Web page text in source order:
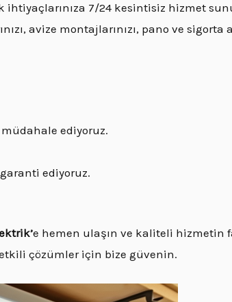
7/24 kesintisiz hizmet
avize montajlarınızı, pano ve sigorta
ediyoruz.
ediyoruz.
e hemen ulaşın ve kaliteli hizmetin
etkili çözümler için bize güvenin.